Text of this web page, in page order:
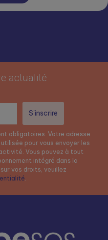
actualité
obligatoires. Votre adresse
pour vous envoyer les
Vous pouvez à tout
intégré dans la
vos droits, veuillez